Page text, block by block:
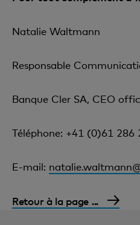
Natalie Waltmann
Responsable
Banque Cler SA, CEO
Téléphone: +41 (0)61 286
E-mail:
Retour à la page ...